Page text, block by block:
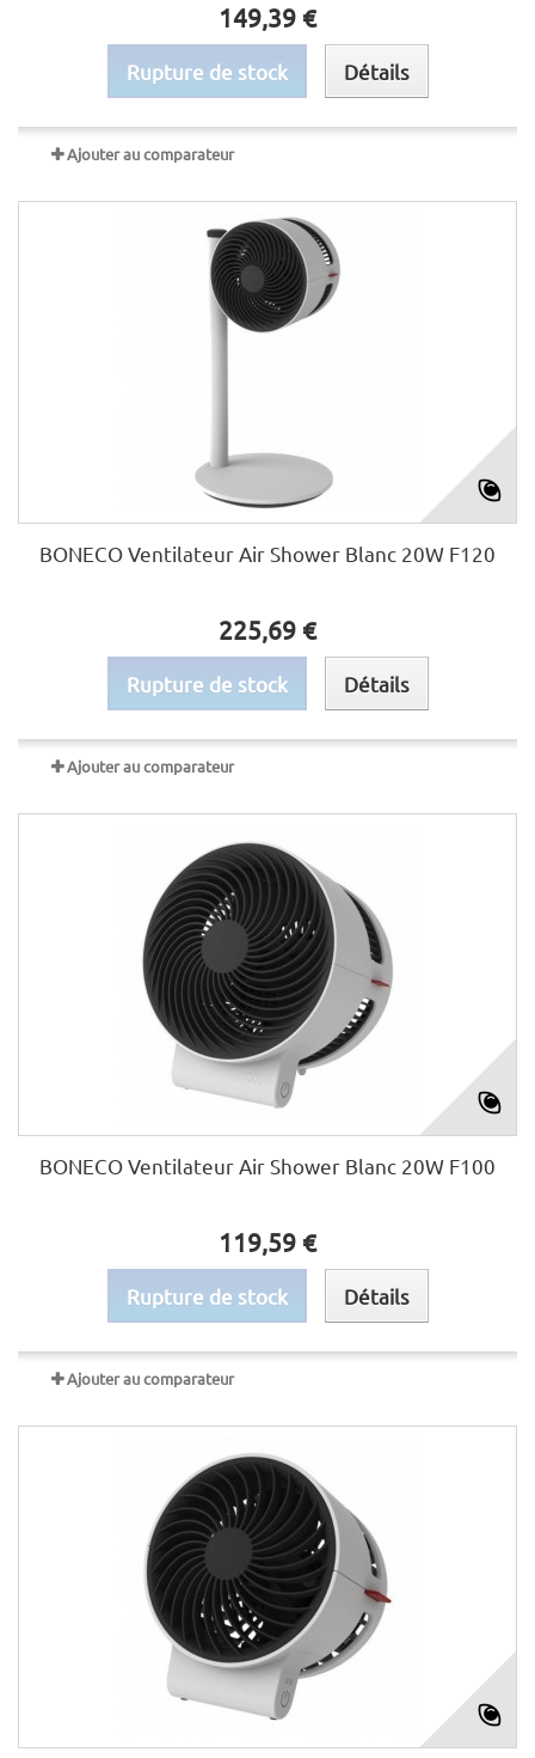
149,39 €
Rupture de stock Détails
Ajouter au comparateur
BONECO Ventilateur Air Shower Blanc 20W F120
225,69 €
Rupture de stock Détails
Ajouter au comparateur
BONECO Ventilateur Air Shower Blanc 20W F100
119,59 €
Rupture de stock Détails
Ajouter au comparateur